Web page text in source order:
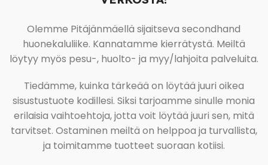
Olemme Pitäjänmäellä sijaitseva secondhand
huonekaluliike. Kannatamme kierrätystä. Meiltä
löytyy myös pesu-, huolto- ja myy/lahjoita palveluita.
Tiedämme, kuinka tärkeää on löytää juuri oikea
sisustustuote kodillesi. Siksi tarjoamme sinulle monia
erilaisia vaihtoehtoja, jotta voit löytää juuri sen, mitä
tarvitset. Ostaminen meiltä on helppoa ja turvallista,
ja toimitamme tuotteet suoraan kotiisi.